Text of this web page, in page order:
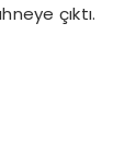
çıktı.